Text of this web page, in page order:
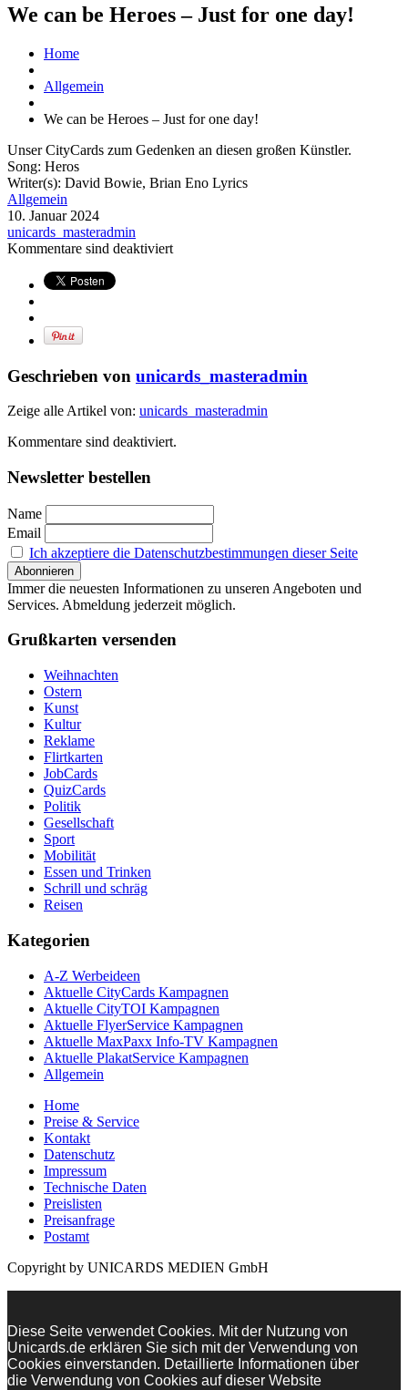
We can be Heroes – Just for one day!
Home
Allgemein
We can be Heroes – Just for one day!
Unser CityCards zum Gedenken an diesen großen Künstler.
Song: Heros
Writer(s): David Bowie, Brian Eno Lyrics
Allgemein
10. Januar 2024
unicards_masteradmin
Kommentare sind deaktiviert
Geschrieben von unicards_masteradmin
Zeige alle Artikel von: unicards_masteradmin
Kommentare sind deaktiviert.
Newsletter bestellen
Name
Email
Ich akzeptiere die Datenschutzbestimmungen dieser Seite
Immer die neuesten Informationen zu unseren Angeboten und
Services. Abmeldung jederzeit möglich.
Grußkarten versenden
Weihnachten
Ostern
Kunst
Kultur
Reklame
Flirtkarten
JobCards
QuizCards
Politik
Gesellschaft
Sport
Mobilität
Essen und Trinken
Schrill und schräg
Reisen
Kategorien
A-Z Werbeideen
Aktuelle CityCards Kampagnen
Aktuelle CityTOI Kampagnen
Aktuelle FlyerService Kampagnen
Aktuelle MaxPaxx Info-TV Kampagnen
Aktuelle PlakatService Kampagnen
Allgemein
Home
Preise & Service
Kontakt
Datenschutz
Impressum
Technische Daten
Preislisten
Preisanfrage
Postamt
Copyright by UNICARDS MEDIEN GmbH
Diese Seite verwendet Cookies. Mit der Nutzung von
Unicards.de erklären Sie sich mit der Verwendung von
Cookies einverstanden. Detaillierte Informationen über
die Verwendung von Cookies auf dieser Website